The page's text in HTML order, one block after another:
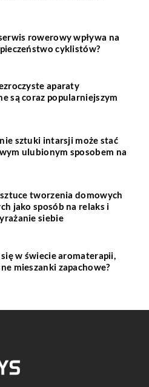
rowerowy wpływa na
cyklistów?
aparaty
są coraz popularniejszym
sztuki intarsji może stać
ulubionym sposobem na
tworzenia domowych
jako sposób na relaks i
siebie
w świecie aromaterapii,
mieszanki zapachowe?